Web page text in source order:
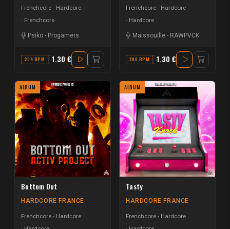
Frenchcore - Hardcore
Frenchcore
Psiko - Progamers
204 BPM G#
1.30 €
Frenchcore - Hardcore
Hardcore
Maissouille - RAWPVCK
200 BPM A# MAJOR
1.30 €
ALBUM
Bottom Out
HARDCORE FRANCE
Frenchcore - Hardcore
ALBUM
Tasty
HARDCORE FRANCE
Frenchcore - Hardcore